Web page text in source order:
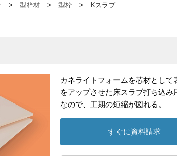
> 型枠材 > 型枠 > Kスラブ
カネライトフォームを芯材とし
をアップさせた床スラブ打ち込
なので、工期の短縮が図れる。
すぐに資料請求